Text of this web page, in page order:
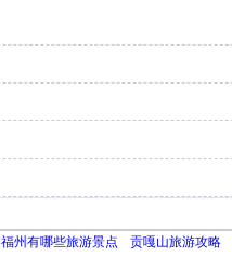
福州有哪些旅游景点 贡嘎山旅游攻略